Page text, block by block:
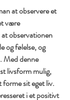
at observere et
være
observationen
og følelse, og
Med denne
livsform mulig,
sit eget liv.
i et positivt